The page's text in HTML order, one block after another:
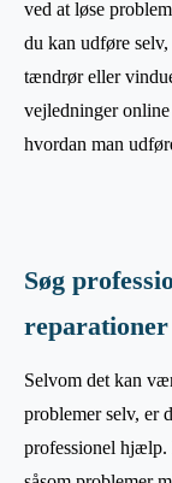
ved at løse
du kan udføre
tændrør eller
vejledninger
hvordan man
Søg
reparationer
Selvom det kan
problemer selv, er
professionel hjælp.